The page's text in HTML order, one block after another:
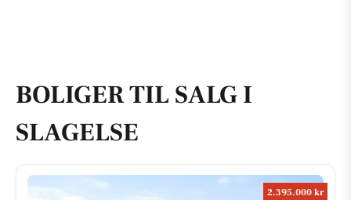
BOLIGER TIL SALG I
SLAGELSE
2.395.000 kr